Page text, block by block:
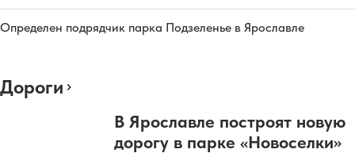
Определен подрядчик парка Подзеленье в Ярославле
Дороги
В Ярославле построят новую
дорогу в парке «Новоселки»